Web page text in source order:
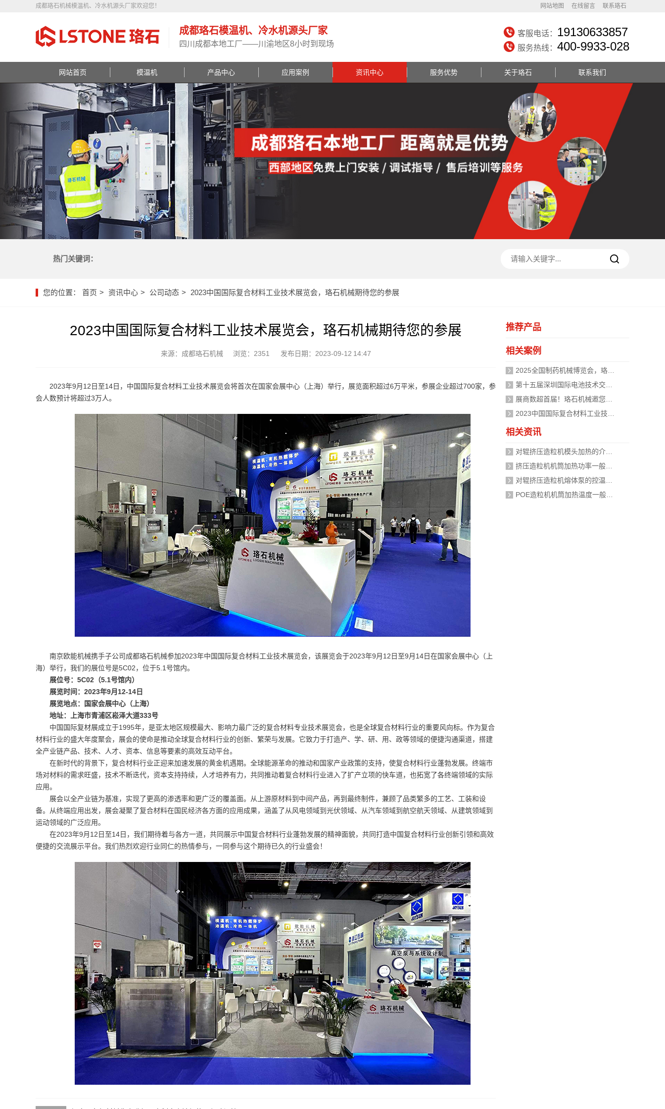
网站地图 在线留言 联系珞石
成都珞石机械模温机、冷水机源头厂家欢迎您！
客服电话： 19130633857
服务热线： 400-9933-028
成都珞石模温机、冷水机源头厂家
四川成都本地工厂——川渝地区8小时到现场
网站首页 模温机 产品中心 应用案例 资讯中心 服务优势 关于珞石 联系我们
热门关键词：
您的位置： 首页 资讯中心 公司动态 2023中国国际复合材料工业技术展览会，珞石机械期待您的参展
2023中国国际复合材料工业技术展览会，珞石机械期待您的参展
来源：成都珞石机械 浏览：2351 发布日期：2023-09-12 14:47
2023年9月12日至14日，中国国际复合材料工业技术展览会将首次在国家会展中心（上海）举行，展览面积超过6万平米，参展企业超过700家，参
会人数预计将超过3万人。
南京欧能机械携手子公司成都珞石机械参加2023年中国国际复合材料工业技术展览会，该展览会于2023年9月12日至9月14日在国家会展中心（上
海）举行，我们的展位号是5C02，位于5.1号馆内。
展位号：5C02（5.1号馆内）
展览时间：2023年9月12-14日
展览地点：国家会展中心（上海）
地址：上海市青浦区崧泽大道333号
中国国际复材展成立于1995年，是亚太地区规模最大、影响力最广泛的复合材料专业技术展览会，也是全球复合材料行业的重要风向标。作为复合
材料行业的盛大年度聚会，展会的使命是推动全球复合材料行业的创新、繁荣与发展。它致力于打造产、学、研、用、政等领域的便捷沟通渠道，搭建
全产业链产品、技术、人才、资本、信息等要素的高效互动平台。
在新时代的背景下，复合材料行业正迎来加速发展的黄金机遇期。全球能源革命的推动和国家产业政策的支持，使复合材料行业蓬勃发展。终端市
场对材料的需求旺盛，技术不断迭代，资本支持持续，人才培养有力，共同推动着复合材料行业进入了扩产立项的快车道，也拓宽了各终端领域的实际
应用。
展会以全产业链为基准，实现了更高的渗透率和更广泛的覆盖面。从上游原材料到中间产品，再到最终制件，兼顾了品类繁多的工艺、工装和设
备。从终端应用出发，展会凝聚了复合材料在国民经济各方面的应用成果，涵盖了从风电领域到光伏领域、从汽车领域到航空航天领域、从建筑领域到
运动领域的广泛应用。
在2023年9月12日至14日，我们期待着与各方一道，共同展示中国复合材料行业蓬勃发展的精神面貌，共同打造中国复合材料行业创新引领和高效
便捷的交流展示平台。我们热烈欢迎行业同仁的热情参与，一同参与这个期待已久的行业盛会！
推荐产品
相关案例
相关资讯